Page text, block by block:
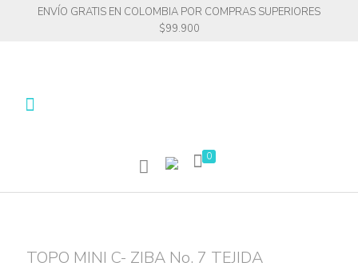
ENVÍO GRATIS EN COLOMBIA POR COMPRAS SUPERIORES
$99.900
0
TOPO MINI C- ZIBA No. 7 TEJIDA